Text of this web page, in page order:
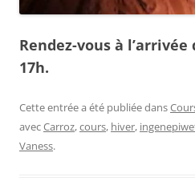
Rendez-vous à
17h.
Cette entrée a été publiée dans
avecCarroz,cours, hiver,
Vaness.